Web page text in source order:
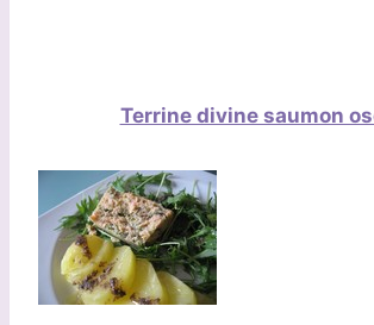
Terrine divine saumon